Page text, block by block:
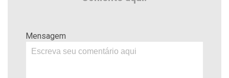
Mensagem